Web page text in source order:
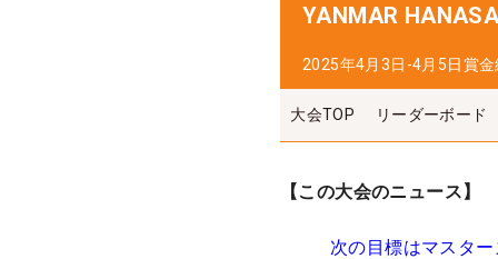
YANMAR
2025年4月3日-4月5日賞
大会TOP リーダーボード
【この大会のニュース】
次の目標はマスタ